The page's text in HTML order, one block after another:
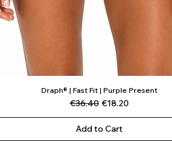
Quick View
Draph® | Fast Fit | Purple Present
Regular Price
€36.40 Sale Price
€18.20
Add to Cart